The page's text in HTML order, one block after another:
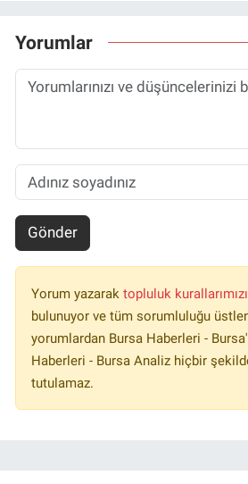
Yorumlar
Gönder
Yorum yazarak topluluk kurallarımızı
bulunuyor ve tüm sorumluluğu
yorumlardan Bursa Haberleri -
Haberleri - Bursa Analiz hiçbir
tutulamaz.